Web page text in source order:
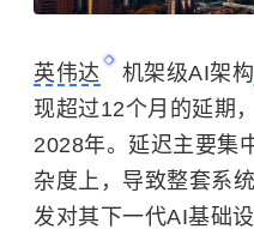
英伟达 机架级AI架构
现超过12个月的延期
2028年。延迟主要集
杂度上，导致整套系
发对其下一代AI基础